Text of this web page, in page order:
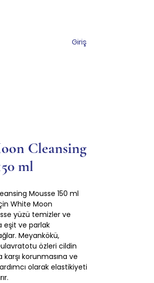
Giriş
Cleansing
ml
Mousse 150 ml
White Moon
yüzü temizler ve
eşit ve parlak
Meyankökü,
özleri cildin
karşı korunmasına ve
olarak elastikiyeti